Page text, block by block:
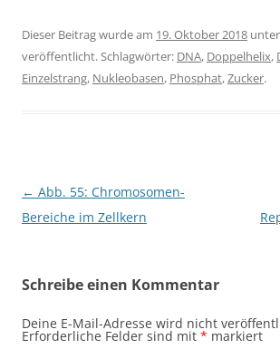
Dieser Beitrag wurde am 19. Oktober 2018 unter
veröffentlicht. Schlagwörter: DNA, Doppelhelix,
Einzelstrang, Nukleobasen, Phosphat,Zucker.
Beitragsnavigation
← Abb. 55: Chromosomen-
Bereiche im Zellkern
Schreibe einen Kommentar
Deine E-Mail-Adresse wird nicht
Erforderliche Felder sind mit * markiert